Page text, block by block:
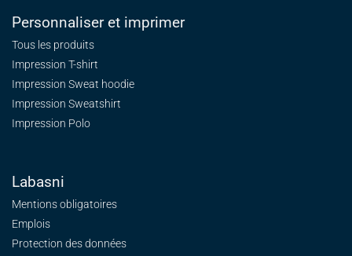
Personnaliser et imprimer
Tous les produits
Impression T-shirt
Impression Sweat hoodie
Impression Sweatshirt
Impression Polo
Labasni
Mentions obligatoires
Emplois
Protection des données